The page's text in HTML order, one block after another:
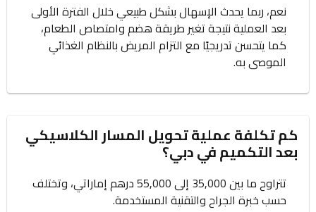
نعم، ربما يحدث الإسهال بشكل طبيعي خلال الفترة الأولى
بعد العملية نتيجة تغير طريقة هضم وامتصاص الطعام،
كما يتحسن تدريجيًا مع التزام المريض بالنظام الغذائي
الموصى به.
كم تكلفة عملية تحويل المسار الكلاسيكي
بعد التكميم في دبي؟
تتراوح ما بين 35,000 إلى 55,000 درهم إماراتي، وتختلف
حسب خبرة الجراح والتقنية المستخدمة.